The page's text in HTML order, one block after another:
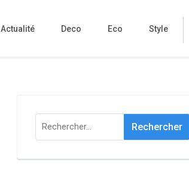
Actualité Deco Eco Style
Rechercher :